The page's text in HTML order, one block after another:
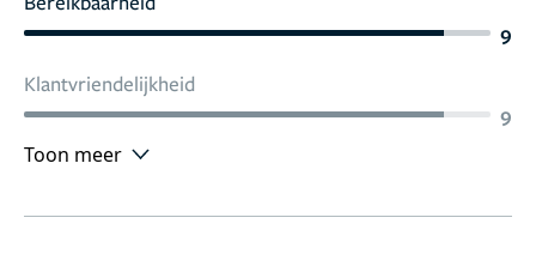
9
Klantvriendelijkheid
9
Toon meer